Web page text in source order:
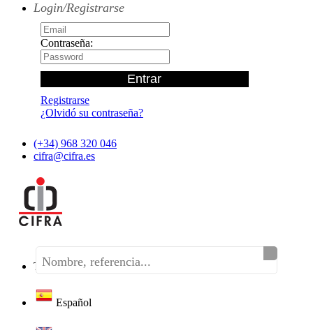
Login/Registrarse
Contraseña:
Registrarse
¿Olvidó su contraseña?
(+34) 968 320 046
cifra@cifra.es
Teléfono:(+34) 968 320 046
Español